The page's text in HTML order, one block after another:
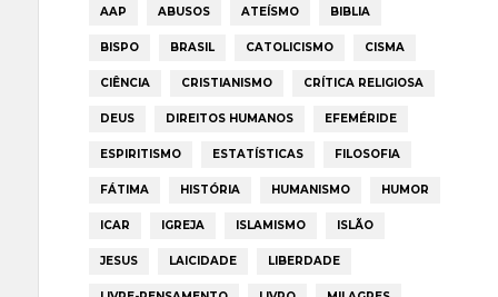
AAP ABUSOS ATEÍSMO BIBLIA
BISPO BRASIL CATOLICISMO CISMA
CIÊNCIA CRISTIANISMO CRÍTICA RELIGIOSA
DEUS DIREITOS HUMANOS EFEMÉRIDE
ESPIRITISMO ESTATÍSTICAS FILOSOFIA
FÁTIMA HISTÓRIA HUMANISMO HUMOR
ICAR IGREJA ISLAMISMO ISLÃO
JESUS LAICIDADE LIBERDADE